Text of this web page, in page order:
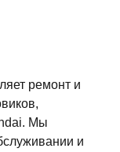
ремонт и
Мы
и